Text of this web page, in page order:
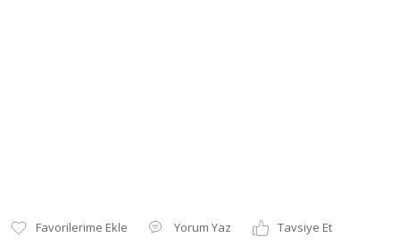
Yorum Yaz
Tavsiye Et